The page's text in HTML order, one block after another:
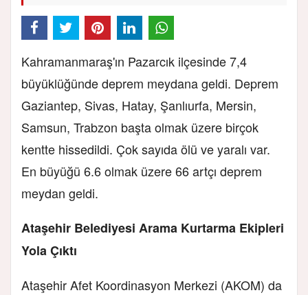
Kahramanmaraş'ın Pazarcık ilçesinde 7,4
büyüklüğünde deprem meydana geldi. Deprem
Gaziantep, Sivas, Hatay, Şanlıurfa, Mersin,
Samsun, Trabzon başta olmak üzere birçok
kentte hissedildi. Çok sayıda ölü ve yaralı var.
En büyüğü 6.6 olmak üzere 66 artçı deprem
meydan geldi.
Ataşehir Belediyesi Arama Kurtarma Ekipleri
Yola Çıktı
Ataşehir Afet Koordinasyon Merkezi (AKOM) da